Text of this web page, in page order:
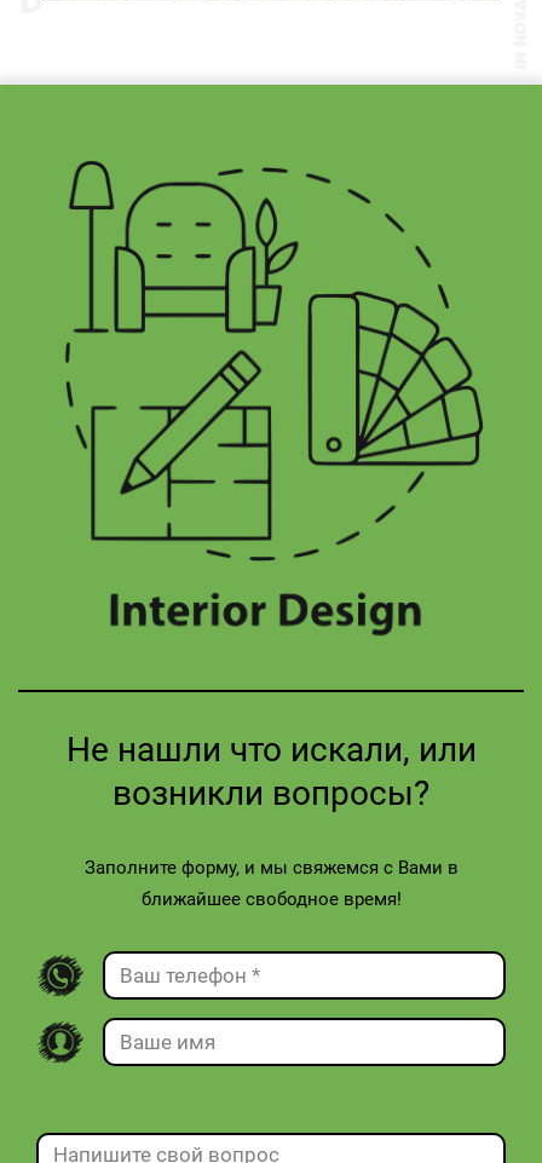
Не нашли что искали, или
возникли вопросы?
Заполните форму, и мы свяжемся с Вами в
ближайшее свободное время!